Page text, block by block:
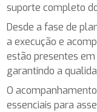
suporte completo
Desde a fase de
a execução e
estão presentes
garantindo a
O
essenciais para